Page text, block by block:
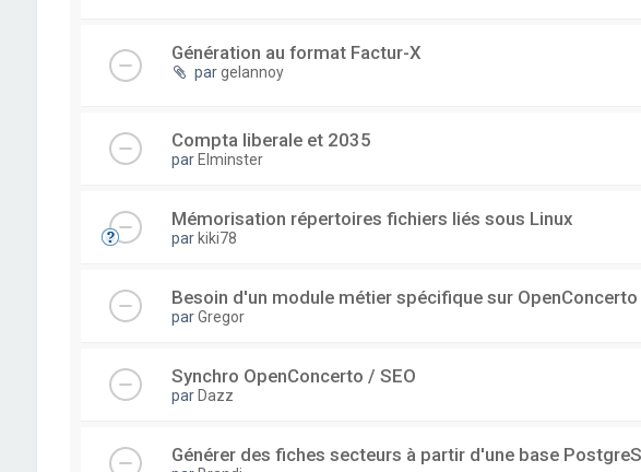
Génération au format Factur-X
pargelannoy
Compta liberale et 2035
par Elminster
Mémorisation répertoires fichiers liés sous Linux
par kiki78
Besoin d'un module métier spécifique sur OpenConcerto
parGregor
Synchro OpenConcerto / SEO
par Dazz
Générer des fiches secteurs à partir d'une base